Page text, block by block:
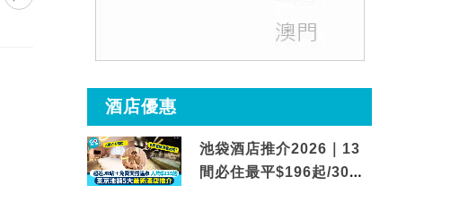
酒店優惠
池袋酒店推介2026｜13
間必住最平$196起/30秒